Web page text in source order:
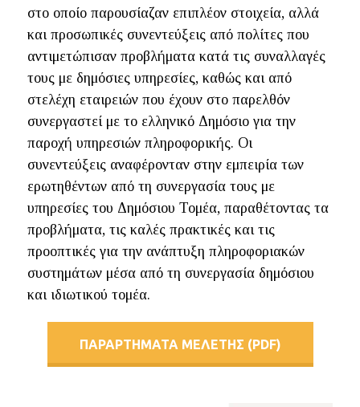
στο οποίο παρουσίαζαν επιπλέον στοιχεία, αλλά
και προσωπικές συνεντεύξεις από πολίτες που
αντιμετώπισαν προβλήματα κατά τις συναλλαγές
τους με δημόσιες υπηρεσίες, καθώς και από
στελέχη εταιρειών που έχουν στο παρελθόν
συνεργαστεί με το ελληνικό Δημόσιο για την
παροχή υπηρεσιών πληροφορικής. Οι
συνεντεύξεις αναφέρονταν στην εμπειρία των
ερωτηθέντων από τη συνεργασία τους με
υπηρεσίες του Δημόσιου Τομέα, παραθέτοντας τα
προβλήματα, τις καλές πρακτικές και τις
προοπτικές για την ανάπτυξη πληροφοριακών
συστημάτων μέσα από τη συνεργασία δημόσιου
και ιδιωτικού τομέα.
ΠΑΡΑΡΤΗΜΑΤΑ ΜΕΛΕΤΗΣ (PDF)